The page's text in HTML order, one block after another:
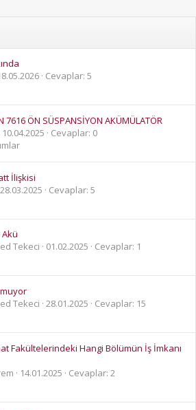
Cevaplar: 5
7616 ÖN SÜSPANSİYON AKÜMÜLATÖR
10.04.2025
Cevaplar: 0
İlişkisi
28.03.2025
Cevaplar: 5
Tekeci
01.02.2025
Cevaplar: 1
Tekeci 28.01.2025
Cevaplar: 15
Fakültelerindeki Hangi Bölümün İş İmkanı
14.01.2025
Cevaplar: 2